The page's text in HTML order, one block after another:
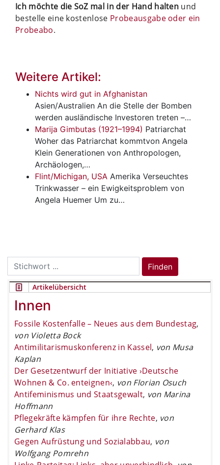
Ich möchte die SoZ mal in der Hand halten und
bestelle eine kostenlose Probeausgabe oder ein
Probeabo.
Weitere Artikel:
Nichts wird gut in Afghanistan
Asien/Australien An die Stelle der Bomben
werden ausländische Investoren treten –…
Marija Gimbutas (1921–1994) Patriarchat
Woher das Patriarchat kommtvon Angela
Klein Generationen von Anthropologen,
Archäologen,…
Flint/Michigan, USA Amerika Verseuchtes
Trinkwasser – ein Ewigkeitsproblem von
Angela Huemer Um zu…
Search
for:
Finden
Artikelübersicht
Innen
Fossile Kostenfalle – Neues aus dem Bundestag,
von Violetta Bock
Antimilitarismuskonferenz in Kassel, von Musa
Kaplan
Der Gesetzentwurf der Initiative ›Deutsche
Wohnen & Co. enteignen‹, von Florian Osuch
Antifeminismus und Staatsgewalt, von Marina
Hoffmann
Pflegekräfte kämpfen für ihre Rechte, von
Gerhard Klas
Gegen Aufrüstung und Sozialabbau, von
Wolfgang Pomrehn